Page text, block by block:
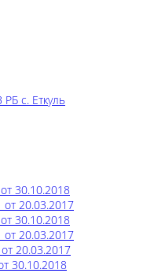
с. Еткуль
30.10.2018
20.03.2017
30.10.2018
20.03.2017
20.03.2017
30.10.2018